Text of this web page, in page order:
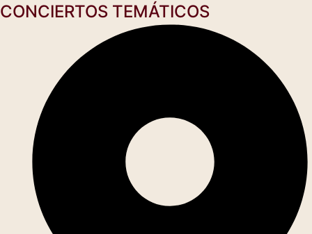
CONCIERTOS TEMÁTICOS